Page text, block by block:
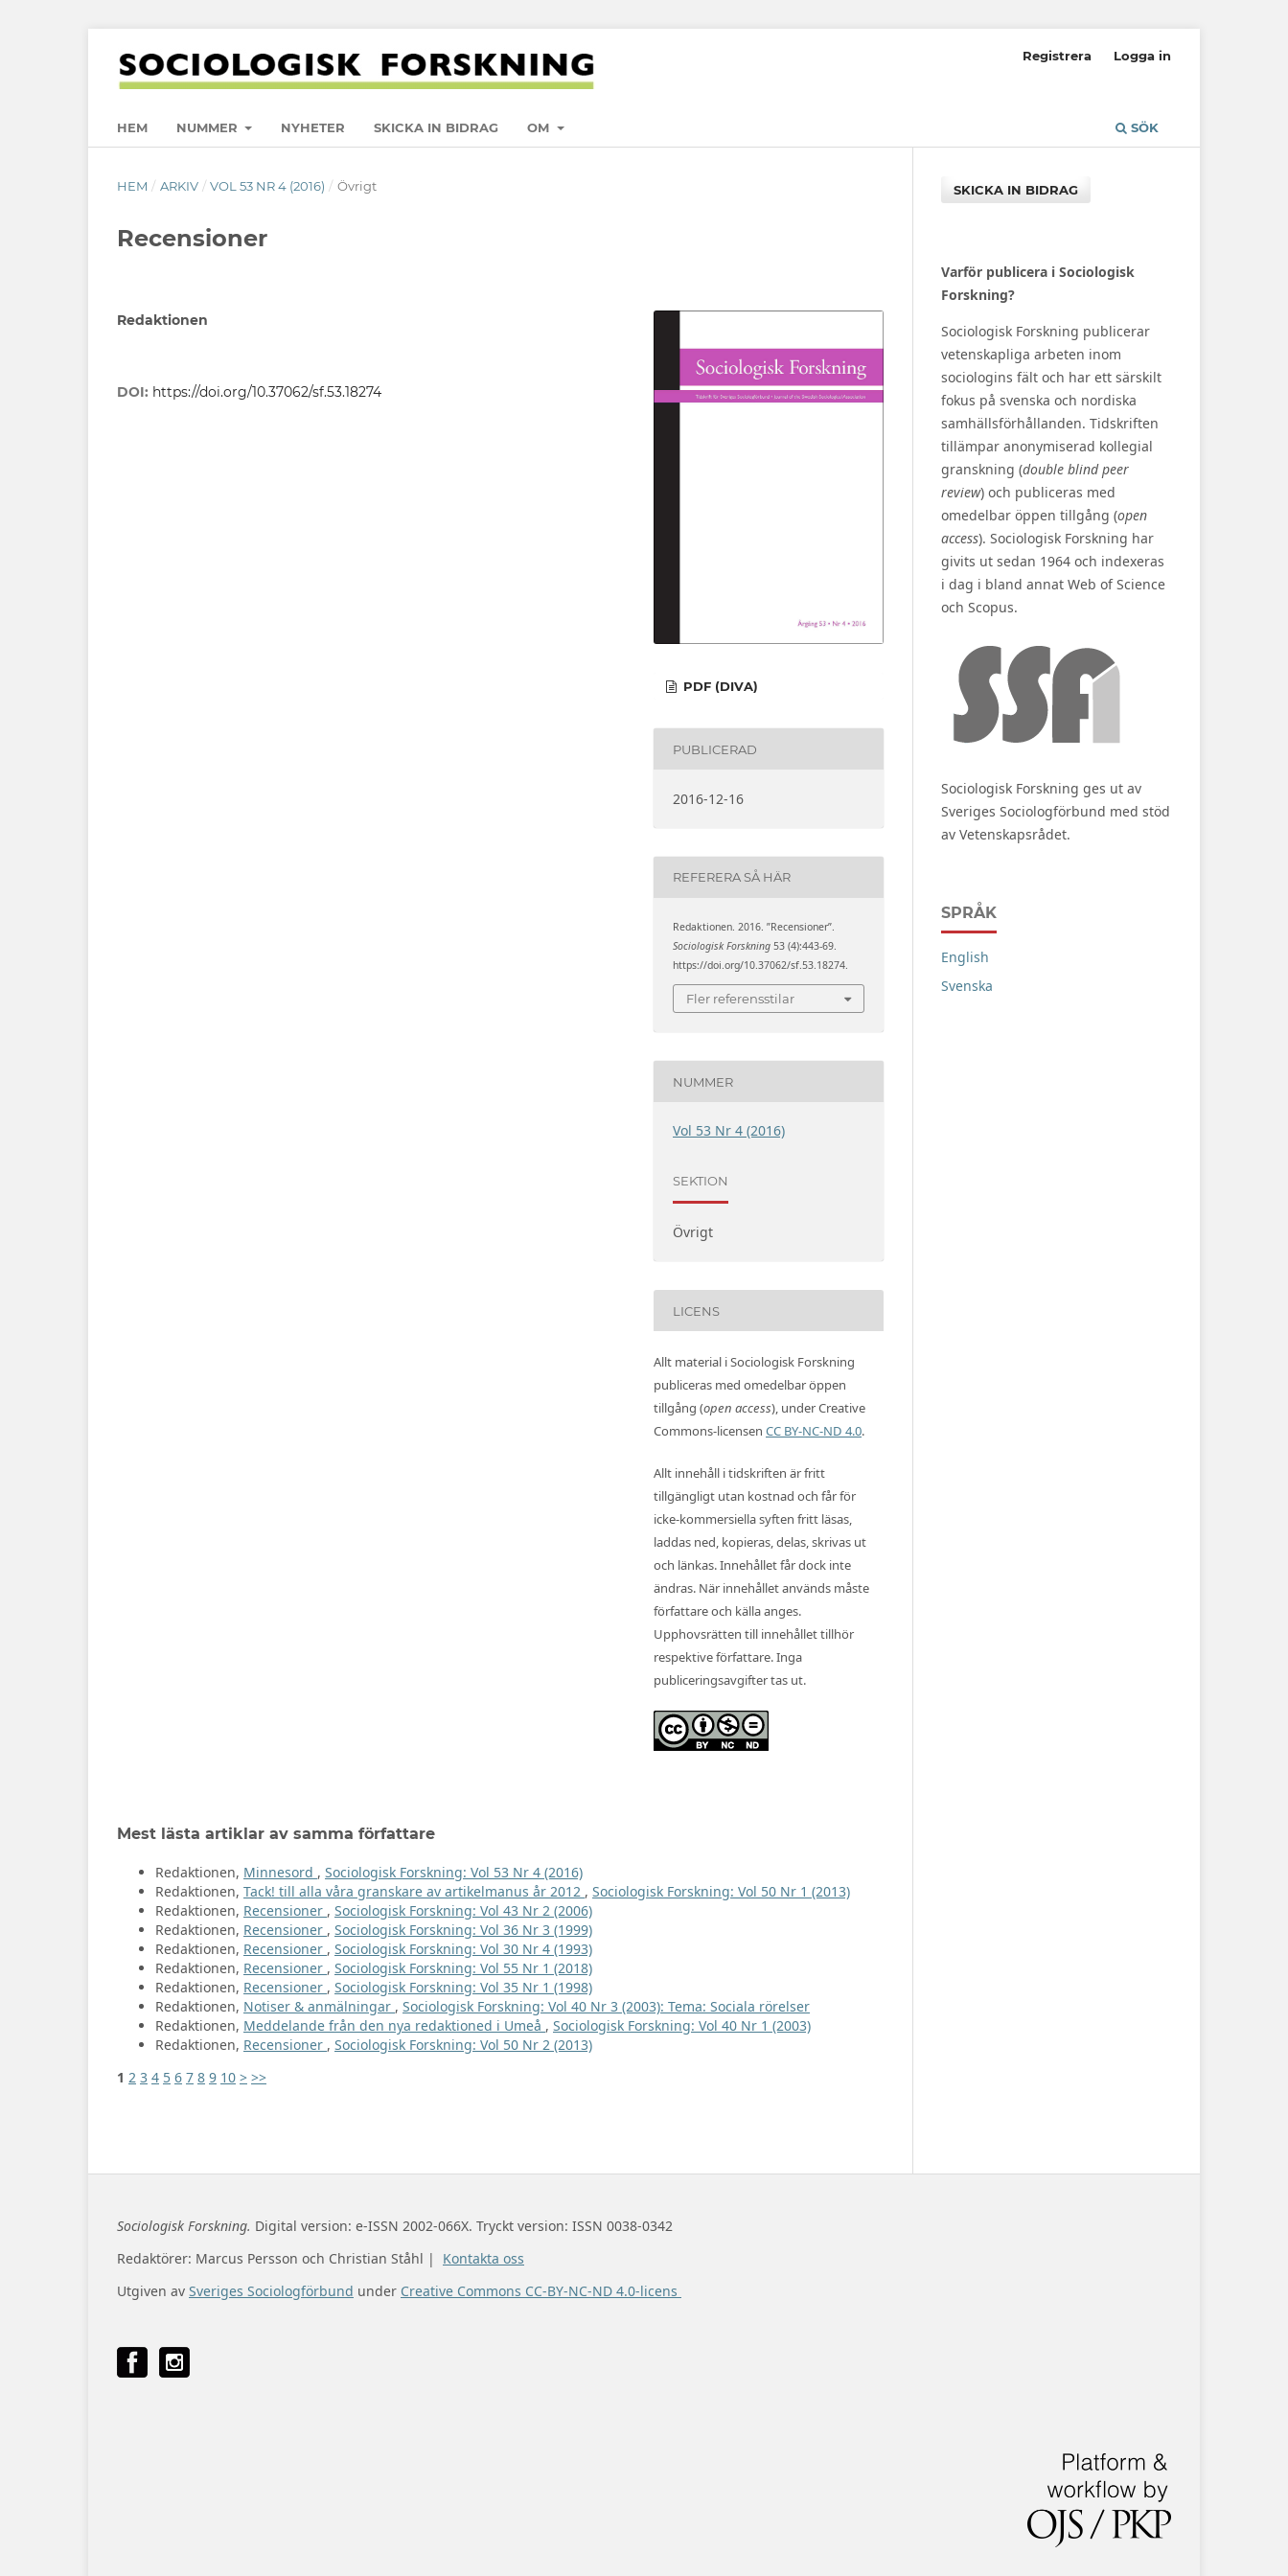
HEM NUMMER NYHETER SKICKA IN BIDRAG OM SÖK
Registrera Logga in
HEM / ARKIV / VOL 53 NR 4 (2016) / Övrigt
Recensioner
Redaktionen
DOI: https://doi.org/10.37062/sf.53.18274
PDF (DIVA)
PUBLICERAD
2016-12-16
REFERERA SÅ HÄR
Redaktionen. 2016. ”Recensioner”.
Sociologisk Forskning 53 (4):443-69.
https://doi.org/10.37062/sf.53.18274.
Fler referensstilar
NUMMER
Vol 53 Nr 4 (2016)
SEKTION
Övrigt
LICENS
Allt material i Sociologisk Forskning
publiceras med omedelbar öppen
tillgång (open access), under Creative
Commons-licensen CC BY-NC-ND 4.0.
Allt innehåll i tidskriften är fritt
tillgängligt utan kostnad och får för
icke-kommersiella syften fritt läsas,
laddas ned, kopieras, delas, skrivas ut
och länkas. Innehållet får dock inte
ändras. När innehållet används måste
författare och källa anges.
Upphovsrätten till innehållet tillhör
respektive författare. Inga
publiceringsavgifter tas ut.
Mest lästa artiklar av samma författare
Redaktionen, Minnesord , Sociologisk Forskning: Vol 53 Nr 4 (2016)
Redaktionen, Tack! till alla våra granskare av artikelmanus år 2012 , Sociologisk Forskning: Vol 50 Nr 1 (2013)
Redaktionen, Recensioner , Sociologisk Forskning: Vol 43 Nr 2 (2006)
Redaktionen, Recensioner , Sociologisk Forskning: Vol 36 Nr 3 (1999)
Redaktionen, Recensioner , Sociologisk Forskning: Vol 30 Nr 4 (1993)
Redaktionen, Recensioner , Sociologisk Forskning: Vol 55 Nr 1 (2018)
Redaktionen, Recensioner , Sociologisk Forskning: Vol 35 Nr 1 (1998)
Redaktionen, Notiser & anmälningar , Sociologisk Forskning: Vol 40 Nr 3 (2003): Tema: Sociala rörelser
Redaktionen, Meddelande från den nya redaktioned i Umeå , Sociologisk Forskning: Vol 40 Nr 1 (2003)
Redaktionen, Recensioner , Sociologisk Forskning: Vol 50 Nr 2 (2013)
1 2 3 4 5 6 7 8 9 10 > >>
SKICKA IN BIDRAG
Varför publicera i Sociologisk
Forskning?
Sociologisk Forskning publicerar
vetenskapliga arbeten inom
sociologins fält och har ett särskilt
fokus på svenska och nordiska
samhällsförhållanden. Tidskriften
tillämpar anonymiserad kollegial
granskning (double blind peer
review) och publiceras med
omedelbar öppen tillgång (open
access). Sociologisk Forskning har
givits ut sedan 1964 och indexeras
i dag i bland annat Web of Science
och Scopus.
Sociologisk Forskning ges ut av
Sveriges Sociologförbund med stöd
av Vetenskapsrådet.
SPRÅK
English
Svenska
Sociologisk Forskning. Digital version: e-ISSN 2002-066X. Tryckt version: ISSN 0038-0342
Redaktörer: Marcus Persson och Christian Ståhl | Kontakta oss
Utgiven av Sveriges Sociologförbund under Creative Commons CC-BY-NC-ND 4.0-licens